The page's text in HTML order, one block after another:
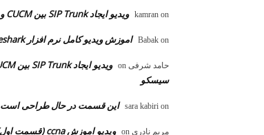
kamran on ویدیو ایجاد SIP Trunk بین CUCM و روتر سیسکو
Babak on اموزش ویدیو کامل نرم افزار wireshark
حامد شرفی
سیسکو
sara kabiri on این قسمت در حال طراحی است
مریم نادری ویدیو اموزش ccna (قسمت اول)